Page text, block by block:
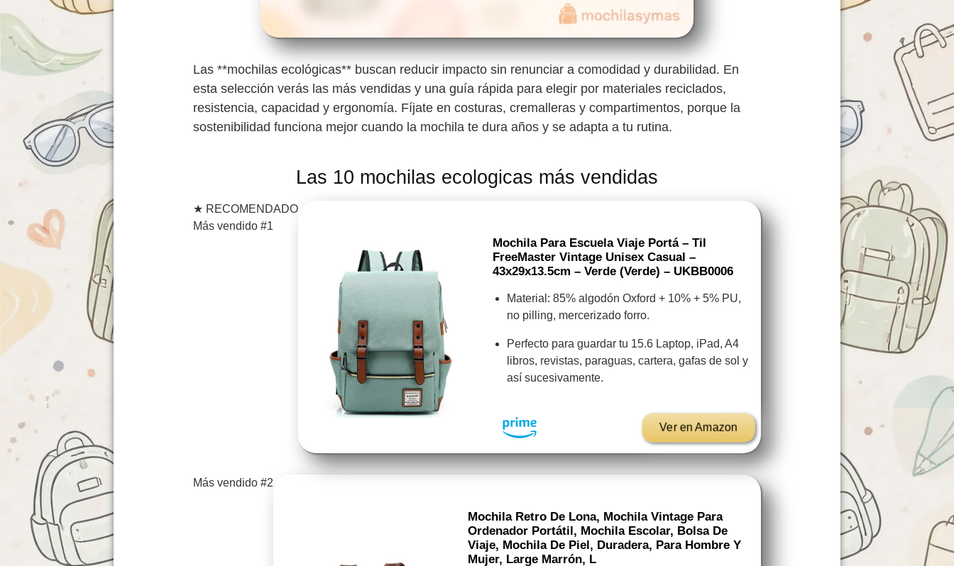
Las **mochilas ecológicas** buscan reducir impacto sin renunciar a comodidad y durabilidad. En
esta selección verás las más vendidas y una guía rápida para elegir por materiales reciclados,
resistencia, capacidad y ergonomía. Fíjate en costuras, cremalleras y compartimentos, porque la
sostenibilidad funciona mejor cuando la mochila te dura años y se adapta a tu rutina.
Las 10 mochilas ecologicas más vendidas
★ RECOMENDADO
Más vendido #1
Mochila Para Escuela Viaje Portá – Til
FreeMaster Vintage Unisex Casual –
43x29x13.5cm – Verde (verde) – UKBB0006
Material: 85% algodón Oxford + 10% + 5% PU,
no pilling, mercerizado forro.
Perfecto para guardar tu 15.6 Laptop, iPad, A4
libros, revistas, paraguas, cartera, gafas de sol y
así sucesivamente.
Ver en Amazon
Más vendido #2
Mochila Retro De Lona, Mochila Vintage Para
Ordenador Portátil, Mochila Escolar, Bolsa De
Viaje, Mochila De Piel, Duradera, Para Hombre Y
Mujer, Large Marrón, L